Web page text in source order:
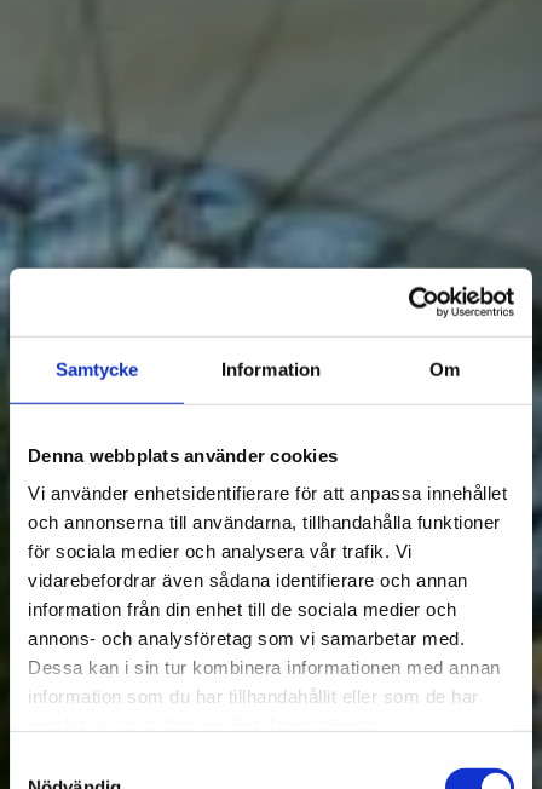
Samtycke Information Om
Denna webbplats använder cookies
Vi använder enhetsidentifierare för att anpassa innehållet
och annonserna till användarna, tillhandahålla funktioner
för sociala medier och analysera vår trafik. Vi
vidarebefordrar även sådana identifierare och annan
information från din enhet till de sociala medier och
annons- och analysföretag som vi samarbetar med.
Dessa kan i sin tur kombinera informationen med annan
information som du har tillhandahållit eller som de har